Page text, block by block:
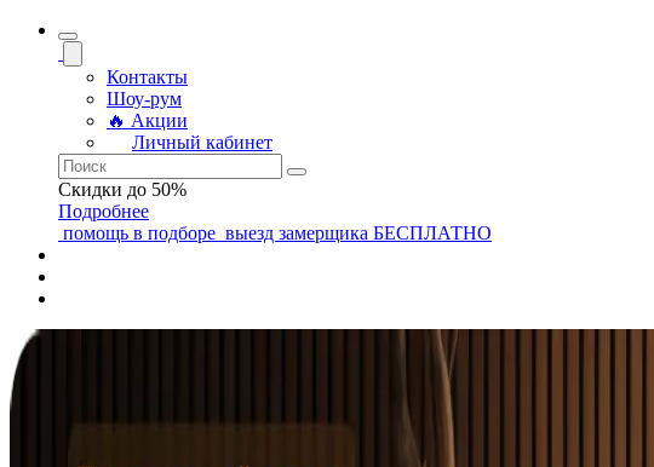
Контакты
Шоу-рум
🔥 Акции
Личный кабинет
Скидки до 50%
Подробнее
помощь в подборе выезд замерщика БЕСПЛАТНО